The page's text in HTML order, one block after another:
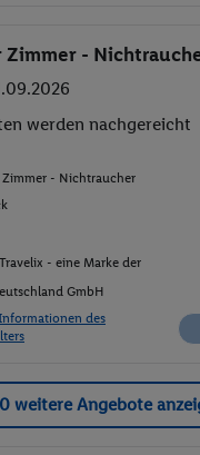
Zimmer -
werden nachgereicht
Zimmer - Nichtraucher
Travelix - eine Marke der
GmbH
des
weitere Angebote